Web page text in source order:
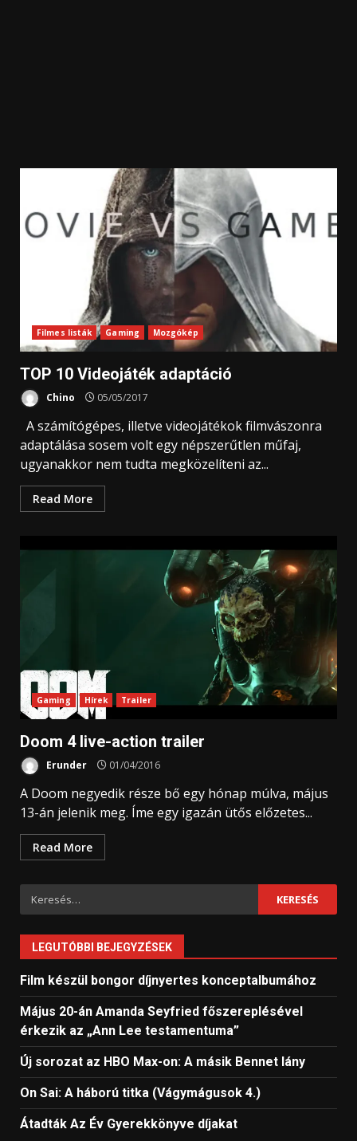
Filmes listák Gaming Mozgókép
TOP 10 Videojáték adaptáció
Chino 05/05/2017
A számítógépes, illetve videojátékok filmvászonra
adaptálása sosem volt egy népszerűtlen műfaj,
ugyanakkor nem tudta megközelíteni az...
Read More
Gaming Hírek Trailer
Doom 4 live-action trailer
Erunder 01/04/2016
A Doom negyedik része bő egy hónap múlva, május
13-án jelenik meg. Íme egy igazán ütős előzetes...
Read More
Keresés:
LEGUTÓBBI BEJEGYZÉSEK
Film készül bongor díjnyertes konceptalbumához
Május 20-án Amanda Seyfried főszereplésével
érkezik az „Ann Lee testamentuma”
Új sorozat az HBO Max-on: A másik Bennet lány
On Sai: A ​háború titka (Vágymágusok 4.)
Átadták Az Év Gyerekkönyve díjakat